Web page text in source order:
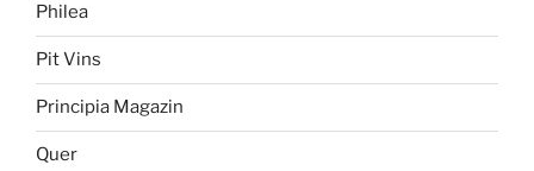
Philea
Pit Vins
Principia Magazin
Quer